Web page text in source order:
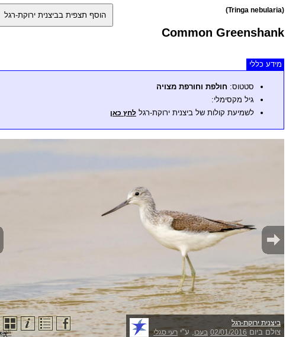
(Tringa nebularia)
Common Greenshank
מידע כללי
סטטוס: חולפת וחורפת מצויה
גיל מקסימלי:
לשמיעת קולות של ביצנית ירוקת-רגל לחץ כאן
ביצנית ירוקת-רגל
צולם ביום 02/01/2016 בעכו, ע"י רעי סגלי